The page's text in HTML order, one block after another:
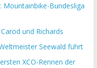
Mountainbike-Bundesliga
und Richards
Seewald führt
XCO-Rennen der